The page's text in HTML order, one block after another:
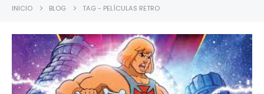
INICIO BLOG TAG - PELÍCULAS RETRO